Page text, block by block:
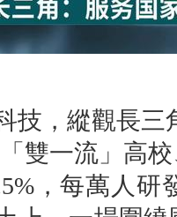
技，縱觀長三
雙一流」高
，每萬人